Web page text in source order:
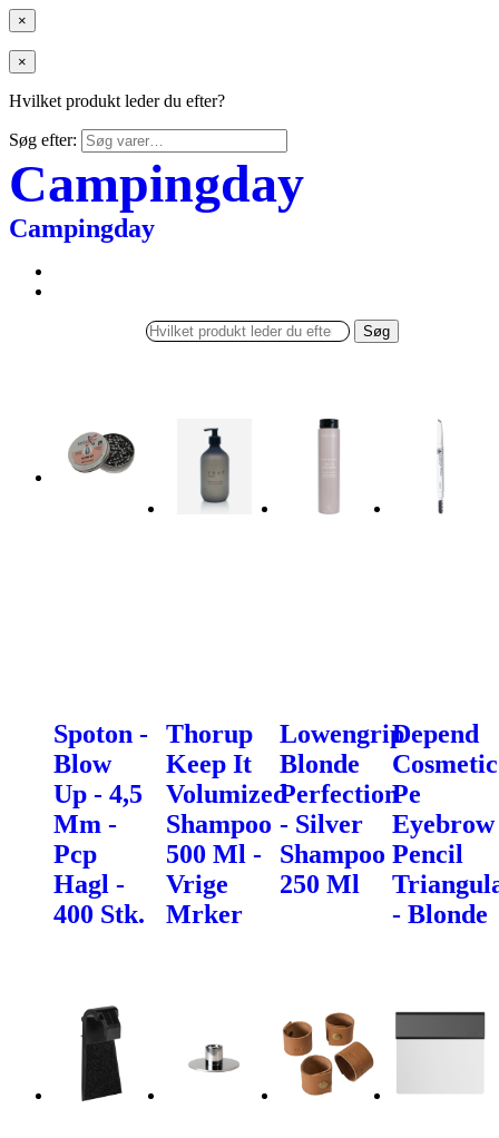
×
×
Hvilket produkt leder du efter?
Søg efter:
Campingday
Campingday
Søg
Spoton -
Blow
Up - 4,5
Mm -
Pcp
Hagl -
400 Stk.
Thorup
Keep It
Volumized
Shampoo
500 Ml -
Vrige
Mrker
Lowengrip
Blonde
Perfection
- Silver
Shampoo
250 Ml
Depend
Cosmetic
Pe
Eyebrow
Pencil
- Blonde